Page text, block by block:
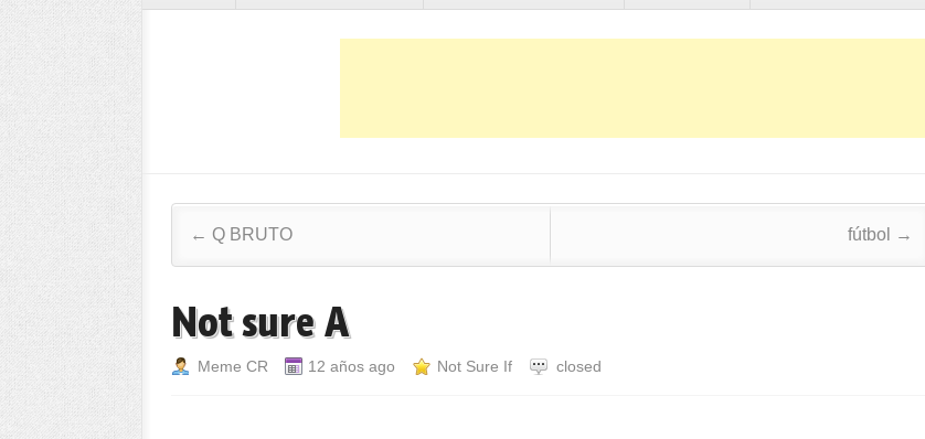
Post navigation
← Q BRUTO fútbol →
Not sure A
Meme CR 12 años ago Not Sure If closed